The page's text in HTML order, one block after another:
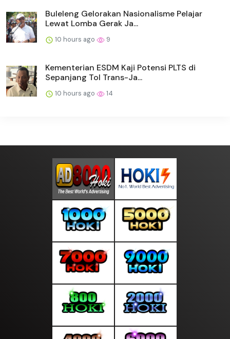
Buleleng Gelorakan Nasionalisme Pelajar
Lewat Lomba Gerak Ja...
10 hours ago 9
Kementerian ESDM Kaji Potensi PLTS di
Sepanjang Tol Trans-Ja...
10 hours ago 14